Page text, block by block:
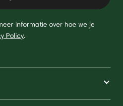
informatie over hoe we je
Policy.